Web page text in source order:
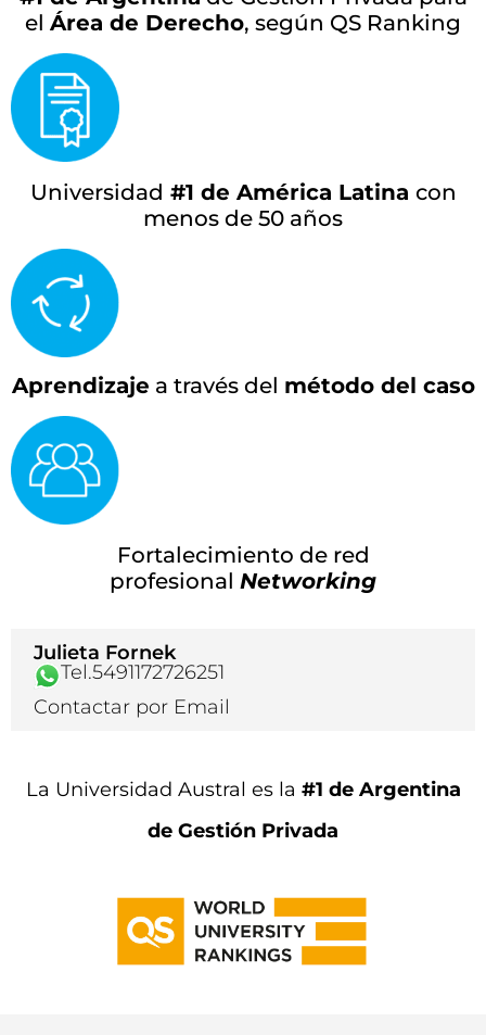
el Área de Derecho, según QS Ranking
Universidad #1 de América Latina con
menos de 50 años
Aprendizaje a través del método del caso
Fortalecimiento de red
profesional Networking
Julieta Fornek
Tel.5491172726251
Contactar por Email
La Universidad Austral es la #1 de Argentina
de Gestión Privada